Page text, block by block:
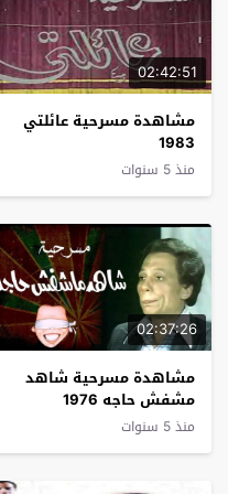
02:42:51
مشاهدة مسرحية عائلتي
1983
منذ 5 سنوات
02:37:26
مشاهدة مسرحية شاهد
مشفش حاجه 1976
منذ 5 سنوات